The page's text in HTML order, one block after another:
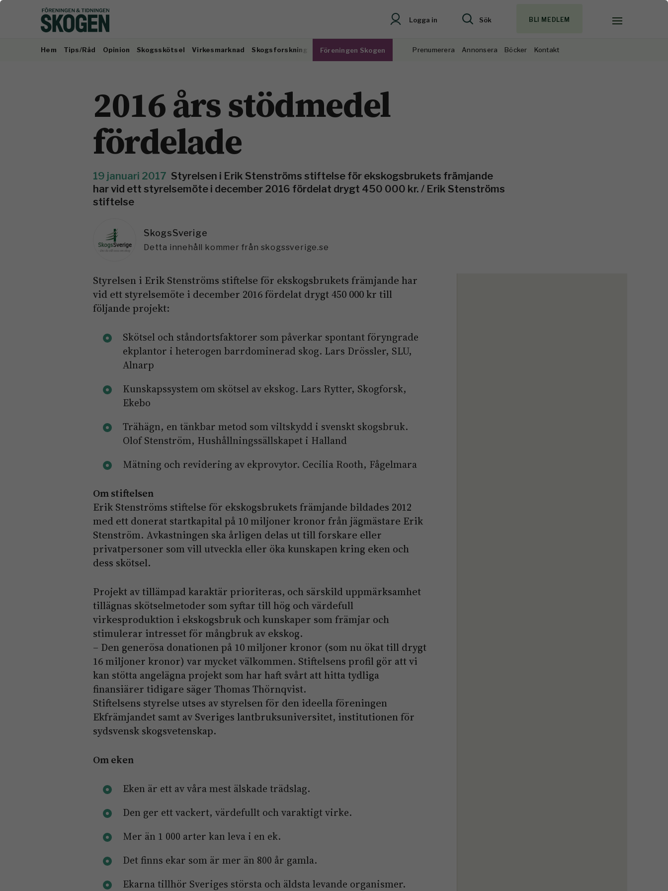
Logga in Sök BLI MEDLEM
Hem Tips/Råd Opinion Skogsskötsel Virkesmarknad Skogsforskning Föreningen Skogen Prenumerera Annonsera Böcker Kontakt
2016 års stödmedel
fördelade
19 januari 2017 Styrelsen i Erik Stenströms stiftelse för ekskogsbrukets främjande
har vid ett styrelsemöte i december 2016 fördelat drygt 450 000 kr. / Erik Stenströms
stiftelse
SkogsSverige
Detta innehåll kommer från skogssverige.se
Styrelsen i Erik Stenströms stiftelse för ekskogsbrukets främjande har
vid ett styrelsemöte i december 2016 fördelat drygt 450 000 kr till
följande projekt:
Skötsel och ståndortsfaktorer som påverkar spontant föryngrade
ekplantor i heterogen barrdominerad skog. Lars Drössler, SLU,
Alnarp
Kunskapssystem om skötsel av ekskog. Lars Rytter, Skogforsk,
Ekebo
Trähägn, en tänkbar metod som viltskydd i svenskt skogsbruk.
Olof Stenström, Hushållningssällskapet i Halland
Mätning och revidering av ekprovytor. Cecilia Rooth, Fågelmara
Om stiftelsen
Erik Stenströms stiftelse för ekskogsbrukets främjande bildades 2012
med ett donerat startkapital på 10 miljoner kronor från jägmästare Erik
Stenström. Avkastningen ska årligen delas ut till forskare eller
privatpersoner som vill utveckla eller öka kunskapen kring eken och
dess skötsel.
Projekt av tillämpad karaktär prioriteras, och särskild uppmärksamhet
tillägnas skötselmetoder som syftar till hög och värdefull
virkesproduktion i ekskogsbruk och kunskaper som främjar och
stimulerar intresset för mångbruk av ekskog.
– Den generösa donationen på 10 miljoner kronor (som nu ökat till drygt
16 miljoner kronor) var mycket välkommen. Stiftelsens profil gör att vi
kan stötta angelägna projekt som har haft svårt att hitta tydliga
finansiärer tidigare säger Thomas Thörnqvist.
Stiftelsens styrelse utses av styrelsen för den ideella föreningen
Ekfrämjandet samt av Sveriges lantbruksuniversitet, institutionen för
sydsvensk skogsvetenskap.
Om eken
Eken är ett av våra mest älskade trädslag.
Den ger ett vackert, värdefullt och varaktigt virke.
Mer än 1 000 arter kan leva i en ek.
Det finns ekar som är mer än 800 år gamla.
Ekarna tillhör Sveriges största och äldsta levande organismer.